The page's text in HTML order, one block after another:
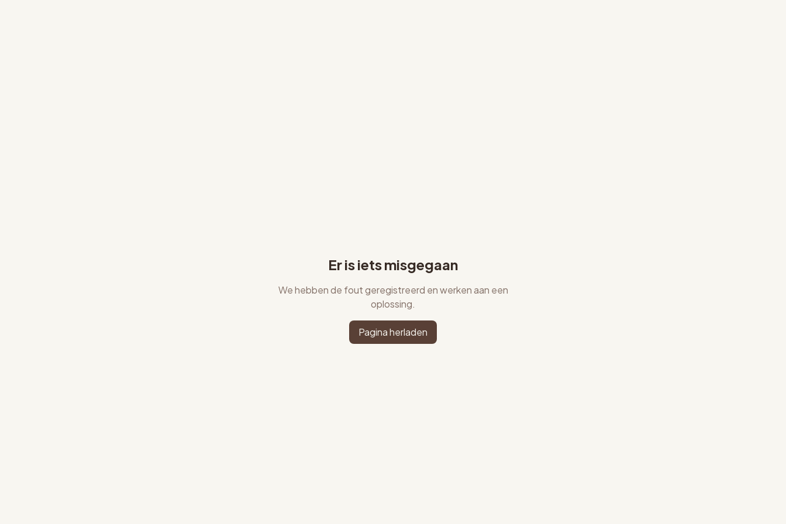
Er is iets misgegaan
We hebben de fout geregistreerd en werken aan een
oplossing.
Pagina herladen